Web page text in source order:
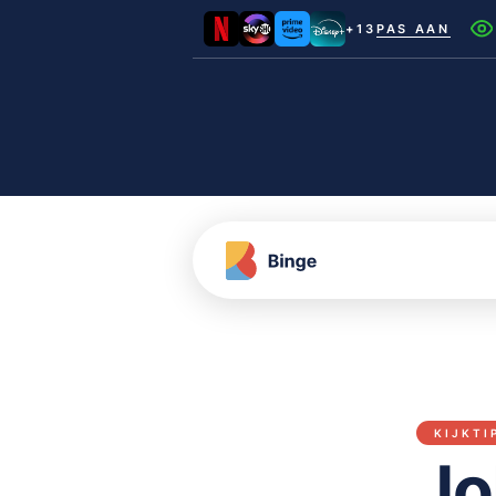
+13 PAS AAN
Netflix
KIJKTIP